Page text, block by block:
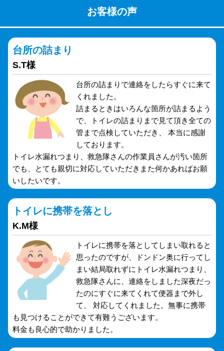
お客様の声
台所の詰まり
S.T様
台所の詰まりで連絡をしたらすぐに来て
くれました。
詰まるときはいろんな箇所が詰まるよう
で、トイレの詰まりまで見て頂き全ての
管まで点検していただき、 本当に感謝
しております。
トイレ水漏れつまり、救急隊さんの作業員さんが汚い箇所
でも、とても親切に対応していただきまた何かあればお願
いしたいです。
トイレに携帯を落とし
K.M様
トイレに携帯を落としてしまい取れると
思ったのですが、ドンドン奥に行ってし
まい結局取れずにトイレ水漏れつまり、
救急隊さんに、連絡をしました深夜だっ
たのにすぐに来てくれて便器まで外し
て、 対応してくれました。無事に携帯
も見つけることができて有難うございます。
料金も良心的で助かりました。